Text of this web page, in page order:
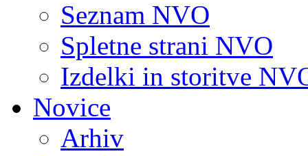
Seznam NVO
Spletne strani NVO
Izdelki in storitve
Novice
Arhiv